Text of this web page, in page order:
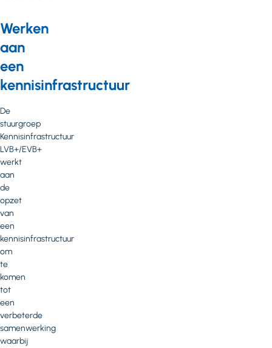
Werken
aan
een
kennisinfrastructuur
De
stuurgroep
Kennisinfrastructuur
LVB+/EVB+
werkt
aan
de
opzet
van
een
kennisinfrastructuur
om
te
komen
tot
een
verbeterde
samenwerking
waarbij